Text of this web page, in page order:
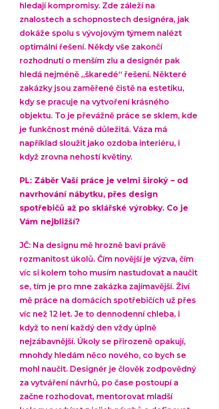
hledají kompromisy. Zde záleží na
znalostech a schopnostech designéra, jak
dokáže spolu s vývojovým týmem nalézt
optimální řešení. Někdy vše zakončí
rozhodnutí o menším zlu a designér pak
hledá nejméně „škaredé“ řešení. Některé
zakázky jsou zaměřené čistě na estetiku,
kdy se pracuje na vytvoření krásného
objektu. To je převážně práce se sklem, kde
je funkčnost méně důležitá. Váza má
například sloužit jako ozdoba interiéru, i
když zrovna nehostí květiny.
PL: Záběr Vaší práce je velmi široký – od
navrhování nábytku, přes design
spotřebičů až po sklářské výrobky. Co je
Vám nejbližší?
JČ: Na designu mě hrozně baví právě
rozmanitost úkolů. Čím novější je výzva, čím
víc si kolem toho musím nastudovat a naučit
se, tím je pro mne zakázka zajímavější. Živí
mě práce na domácích spotřebičích už přes
víc než 12 let. Je to dennodenní chleba, i
když to není každý den vždy úplně
nejzábavnější. Úkoly se přirozeně opakují,
mnohdy hledám něco nového, co bych se
mohl naučit. Designér je člověk zodpovědný
za vytváření návrhů, po čase postoupí a
začne rozhodovat, mentorovat mladší